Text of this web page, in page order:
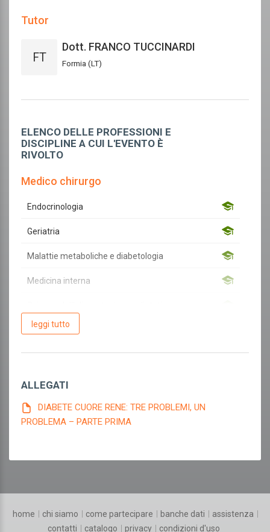
Tutor
FT
Dott. FRANCO TUCCINARDI
Formia (LT)
ELENCO DELLE PROFESSIONI E
DISCIPLINE A CUI L'EVENTO È
RIVOLTO
Medico chirurgo
Endocrinologia
Geriatria
Malattie metaboliche e diabetologia
Medicina interna
Dietista
Dietista
Altro
Altro
leggi tutto
ALLEGATI
DIABETE CUORE RENE: TRE PROBLEMI, UN
PROBLEMA – PARTE PRIMA
home chi siamo come partecipare banche dati
assistenza
contatti
catalogo privacy condizioni d'uso